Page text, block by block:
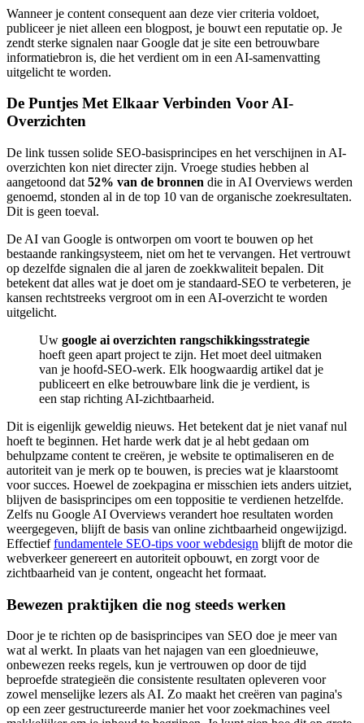
Wanneer je content consequent aan deze vier criteria voldoet,
publiceer je niet alleen een blogpost, je bouwt een reputatie op. Je
zendt sterke signalen naar Google dat je site een betrouwbare
informatiebron is, die het verdient om in een AI-samenvatting
uitgelicht te worden.
De Puntjes Met Elkaar Verbinden Voor AI-
Overzichten
De link tussen solide SEO-basisprincipes en het verschijnen in AI-
overzichten kon niet directer zijn. Vroege studies hebben al
aangetoond dat 52% van de bronnen die in AI Overviews werden
genoemd, stonden al in de top 10 van de organische zoekresultaten.
Dit is geen toeval.
De AI van Google is ontworpen om voort te bouwen op het
bestaande rankingsysteem, niet om het te vervangen. Het vertrouwt
op dezelfde signalen die al jaren de zoekkwaliteit bepalen. Dit
betekent dat alles wat je doet om je standaard-SEO te verbeteren, je
kansen rechtstreeks vergroot om in een AI-overzicht te worden
uitgelicht.
Uw google ai overzichten rangschikkingsstrategie
hoeft geen apart project te zijn. Het moet deel uitmaken
van je hoofd-SEO-werk. Elk hoogwaardig artikel dat je
publiceert en elke betrouwbare link die je verdient, is
een stap richting AI-zichtbaarheid.
Dit is eigenlijk geweldig nieuws. Het betekent dat je niet vanaf nul
hoeft te beginnen. Het harde werk dat je al hebt gedaan om
behulpzame content te creëren, je website te optimaliseren en de
autoriteit van je merk op te bouwen, is precies wat je klaarstoomt
voor succes. Hoewel de zoekpagina er misschien iets anders uitziet,
blijven de basisprincipes om een toppositie te verdienen hetzelfde.
Zelfs nu Google AI Overviews verandert hoe resultaten worden
weergegeven, blijft de basis van online zichtbaarheid ongewijzigd.
Effectieffundamentele SEO-tips voor webdesign blijft de motor die
webverkeer genereert en autoriteit opbouwt, en zorgt voor de
zichtbaarheid van je content, ongeacht het formaat.
Bewezen praktijken die nog steeds werken
Door je te richten op de basisprincipes van SEO doe je meer van
wat al werkt. In plaats van het najagen van een gloednieuwe,
onbewezen reeks regels, kun je vertrouwen op door de tijd
beproefde strategieën die consistente resultaten opleveren voor
zowel menselijke lezers als AI. Zo maakt het creëren van pagina's
op een zeer gestructureerde manier het voor zoekmachines veel